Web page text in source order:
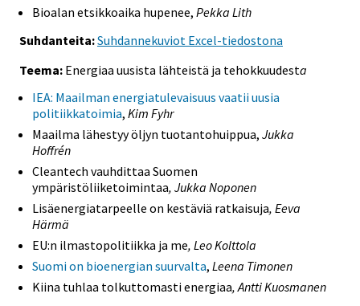
Bioalan etsikkoaika hupenee, Pekka Lith
Suhdanteita:Suhdannekuviot Excel-tiedostona
Teema: Energiaa uusista lähteistä ja tehokkuudesta
IEA: Maailman energiatulevaisuus vaatii uusia
politiikkatoimia, Kim Fyhr
Maailma lähestyy öljyn tuotantohuippua, Jukka
Hoffrén
Cleantech vauhdittaa Suomen
ympäristöliiketoimintaa, Jukka Noponen
Lisäenergiatarpeelle on kestäviä ratkaisuja, Eeva
Härmä
EU:n ilmastopolitiikka ja me, Leo Kolttola
Suomi on bioenergian suurvalta, Leena Timonen
Kiina tuhlaa tolkuttomasti energiaa, Antti Kuosmanen